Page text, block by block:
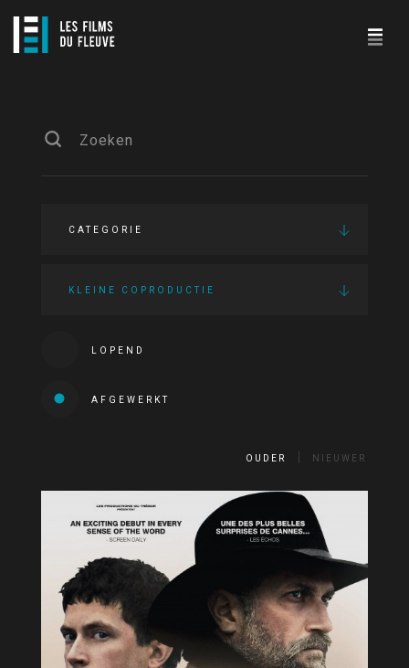
CATEGORIE
KLEINE COPRODUCTIE
LOPEND
AFGEWERKT
OUDER NIEUWER